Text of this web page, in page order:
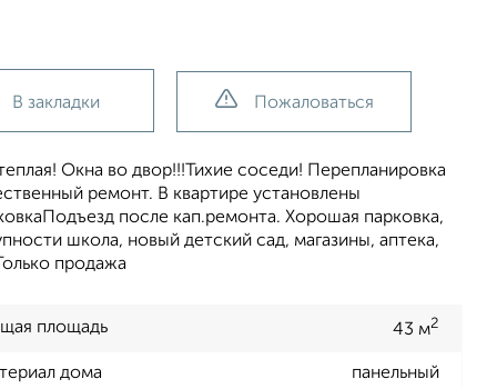
В закладки Пожаловаться
Окна во двор!!!Тихие соседи! Перепланировка
ремонт. В квартире установлены
после кап.ремонта. Хорошая парковка,
школа, новый детский сад, магазины, аптека,
продажа
площадь 43 м2
дома панельный